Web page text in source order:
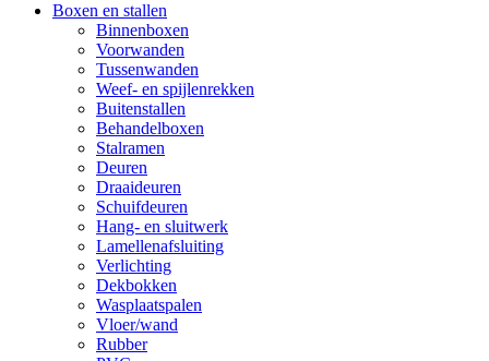
Boxen en stallen
Binnenboxen
Voorwanden
Tussenwanden
Weef- en spijlenrekken
Buitenstallen
Behandelboxen
Stalramen
Deuren
Draaideuren
Schuifdeuren
Hang- en sluitwerk
Lamellenafsluiting
Verlichting
Dekbokken
Wasplaatspalen
Vloer/wand
Rubber